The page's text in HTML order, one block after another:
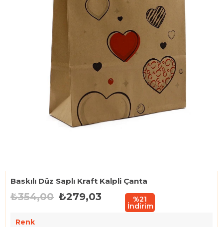
Baskılı Düz Saplı Kraft Kalpli Çanta
%21
İndirim
₺354,00 ₺279,03
Renk